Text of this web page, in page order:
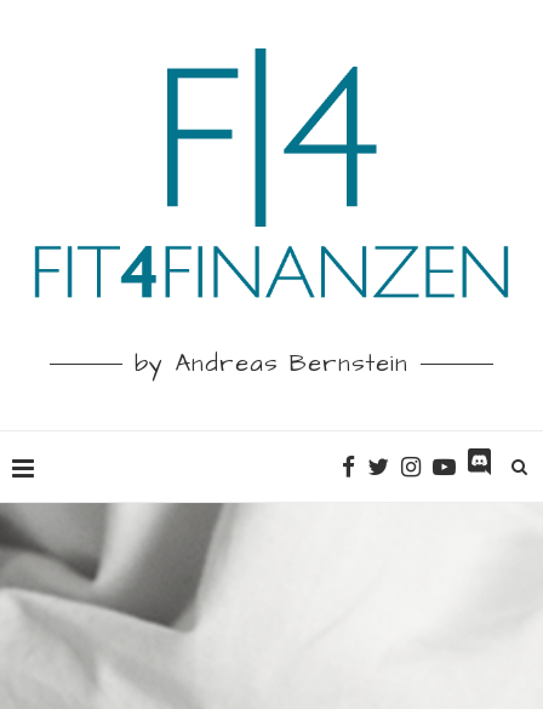
by Andreas Bernstein